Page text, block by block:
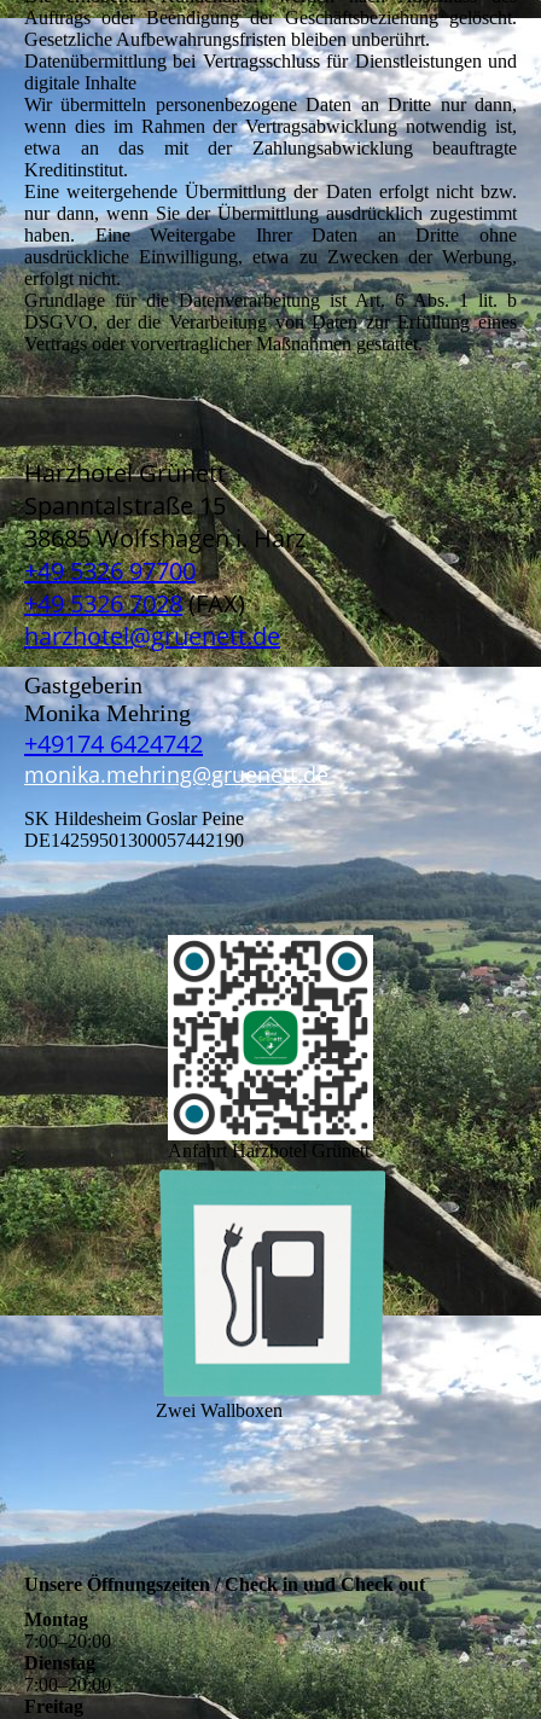
Auftrags oder Beendigung der Geschäftsbeziehung gelöscht.
Gesetzliche Aufbewahrungsfristen bleiben unberührt.
Datenübermittlung bei Vertragsschluss für Dienstleistungen und
digitale Inhalte
Wir übermitteln personenbezogene Daten an Dritte nur dann,
wenn dies im Rahmen der Vertragsabwicklung notwendig ist,
etwa an das mit der Zahlungsabwicklung beauftragte
Kreditinstitut.
Eine weitergehende Übermittlung der Daten erfolgt nicht bzw.
nur dann, wenn Sie der Übermittlung ausdrücklich zugestimmt
haben. Eine Weitergabe Ihrer Daten an Dritte ohne
ausdrückliche Einwilligung, etwa zu Zwecken der Werbung,
erfolgt nicht.
Grundlage für die Datenverarbeitung ist Art. 6 Abs. 1 lit. b
DSGVO, der die Verarbeitung von Daten zur Erfüllung eines
Vertrags oder vorvertraglicher Maßnahmen gestattet.
Harzhotel Grünett
Spanntalstraße 15
38685 Wolfshagen i. Harz
+49 5326 97700
+49 5326 7028(FAX)
harzhotel@gruenett.de
Gastgeberin
Monika Mehring
+49174 6424742
monika.mehring@gruenett.de
SK Hildesheim Goslar Peine
DE14259501300057442190
Anfahrt Harzhotel Grünett
Zwei Wallboxen
Unsere Öffnungszeiten / Check in und Check out
Montag
7:00–20:00
Dienstag
7:00–20:00
Freitag